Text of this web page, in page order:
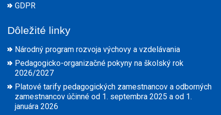
GDPR
Dôležité linky
Národný program rozvoja výchovy a vzdelávania
Pedagogicko-organizačné pokyny na školský rok
2026/2027
Platové tarify pedagogických zamestnancov a odborných
zamestnancov účinné od 1. septembra 2025 a od 1.
januára 2026